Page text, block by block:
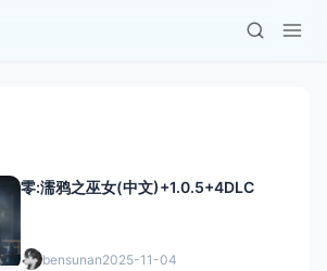
零:濡鸦之巫女(中文)+1.0.5+4DLC
bensunan2025-11-04